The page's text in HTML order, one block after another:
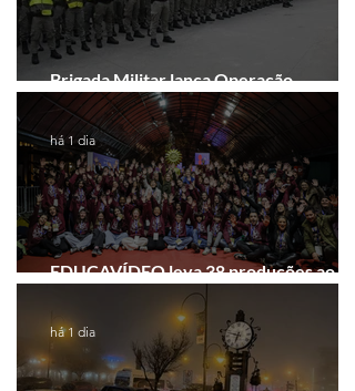
Brigada Militar lança Operação
Convergência na Região das Hortênsias
EDUCAVÍDEO leva 38 produções ao
Festival de Cinema de Gramado
há 1 dia
há 1 dia